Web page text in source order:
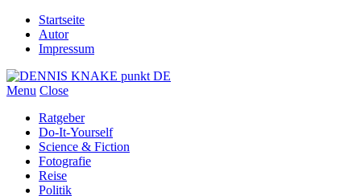
Startseite
Autor
Impressum
Menu Close
Ratgeber
Do-It-Yourself
Science & Fiction
Fotografie
Reise
Politik